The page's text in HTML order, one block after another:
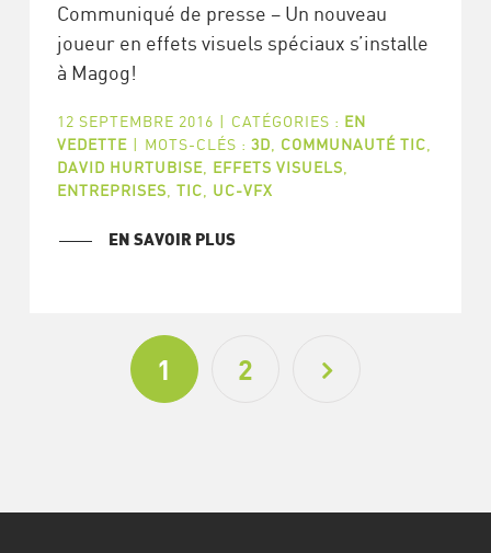
Communiqué de presse – Un nouveau
joueur en effets visuels spéciaux s’installe
à Magog!
12 SEPTEMBRE 2016 | CATÉGORIES : EN
VEDETTE | MOTS-CLÉS : 3D COMMUNAUTÉ TIC
DAVID HURTUBISE, EFFETS VISUELS
ENTREPRISES TIC UC-VFX
EN SAVOIR PLUS
1 2